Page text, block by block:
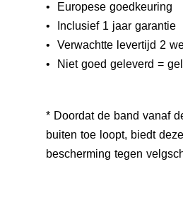
• Europese goedkeuring
• Inclusief 1 jaar garantie
• Verwachtte levertijd 2
• Niet goed geleverd =
* Doordat de band vanaf
buiten toe loopt, biedt
bescherming tegen